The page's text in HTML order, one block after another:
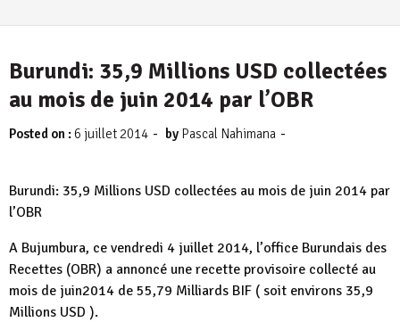
Burundi: 35,9 Millions USD collectées
au mois de juin 2014 par l’OBR
Posted on :6 juillet 2014 - by Pascal Nahimana -
Burundi: 35,9 Millions USD collectées au mois de juin 2014 par
l’OBR
A Bujumbura, ce vendredi 4 juillet 2014, l’office Burundais des
Recettes (OBR) a annoncé une recette provisoire collecté au
mois de juin2014 de 55,79 Milliards BIF ( soit environs 35,9
Millions USD ).